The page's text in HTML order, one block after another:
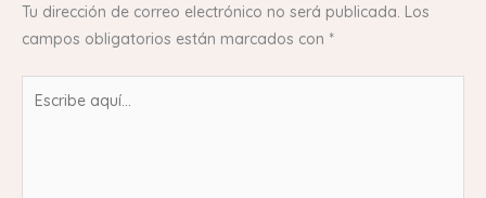
Tu dirección de correo electrónico no será publicada. Los
campos obligatorios están marcados con *